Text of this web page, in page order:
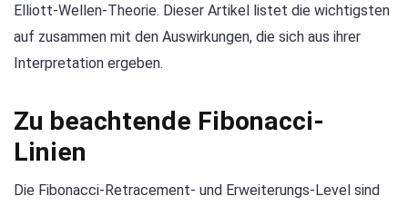
Elliott-Wellen-Theorie. Dieser Artikel listet die wichtigsten
auf zusammen mit den Auswirkungen, die sich aus ihrer
Interpretation ergeben.
Zu beachtende Fibonacci-
Linien
Die Fibonacci-Retracement- und Erweiterungs-Level sind